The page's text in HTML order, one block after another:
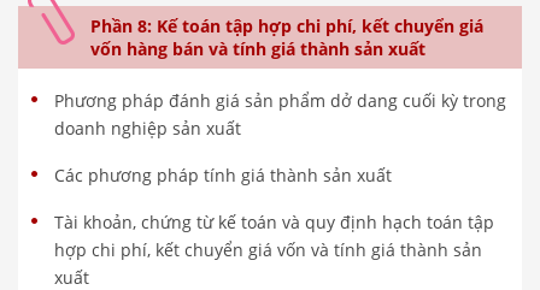
Phần 8: Kế toán tập hợp chi phí, kết chuyển giá
vốn hàng bán và tính giá thành sản xuất
Phương pháp đánh giá sản phẩm dở dang cuối kỳ trong
doanh nghiệp sản xuất
Các phương pháp tính giá thành sản xuất
Tài khoản, chứng từ kế toán và quy định hạch toán tập
hợp chi phí, kết chuyển giá vốn và tính giá thành sản
xuất